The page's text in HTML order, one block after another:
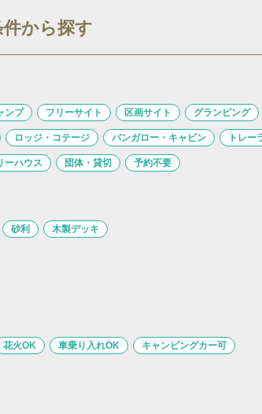
件から探す
ンプ フリーサイト 区画サイト グランピング
ロッジ・コテージ バンガロー・キャビン トレー
ーハウス 団体・貸切 予約不要
砂利 木製デッキ
花火OK 車乗り入れOK キャンピングカー可